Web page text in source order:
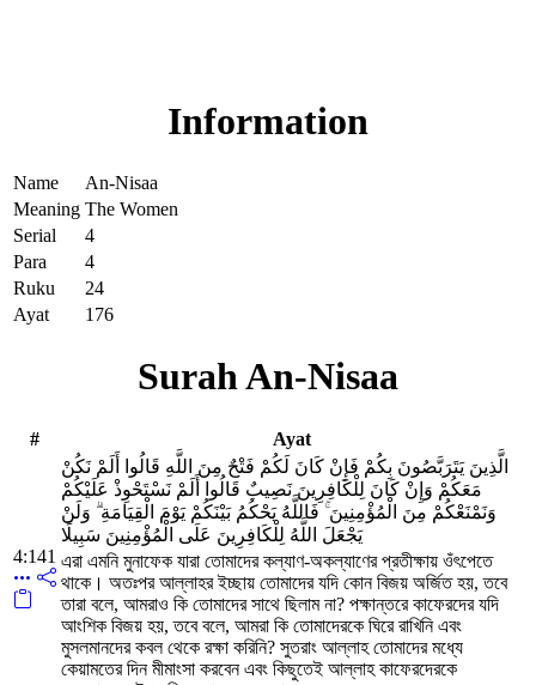
Information
Name
An-Nisaa
Meaning The Women
Serial
4
Para
4
Ruku
24
Ayat
176
Surah An-Nisaa
# Ayat
4:141
الَّذِينَ يَتَرَبَّصُونَ بِكُمْ فَإِنْ كَانَ لَكُمْ فَتْحٌ مِنَ اللَّهِ قَالُوا أَلَمْ نَكُنْ
مَعَكُمْ وَإِنْ كَانَ لِلْكَافِرِينَ نَصِيبٌ قَالُوا أَلَمْ نَسْتَحْوِذْ عَلَيْكُمْ
وَنَمْنَعْكُمْ مِنَ الْمُؤْمِنِينَ ۚ فَاللَّهُ يَحْكُمُ بَيْنَكُمْ يَوْمَ الْقِيَامَةِ ۗ وَلَنْ
يَجْعَلَ اللَّهُ لِلْكَافِرِينَ عَلَى الْمُؤْمِنِينَ سَبِيلًا
এরা এমনি মুনাফেক যারা তোমাদের কল্যাণ-অকল্যাণের প্রতীক্ষায় ওঁৎপেতে
থাকে। অতঃপর আল্লাহর ইচ্ছায় তোমাদের যদি কোন বিজয় অর্জিত হয়, তবে
তারা বলে, আমরাও কি তোমাদের সাথে ছিলাম না? পক্ষান্তরে কাফেরদের যদি
আংশিক বিজয় হয়, তবে বলে, আমরা কি তোমাদেরকে ঘিরে রাখিনি এবং
মুসলমানদের কবল থেকে রক্ষা করিনি? সুতরাং আল্লাহ তোমাদের মধ্যে
কেয়ামতের দিন মীমাংসা করবেন এবং কিছুতেই আল্লাহ কাফেরদেরকে